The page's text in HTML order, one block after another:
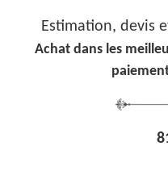
Estimation, devis
Achat dans les